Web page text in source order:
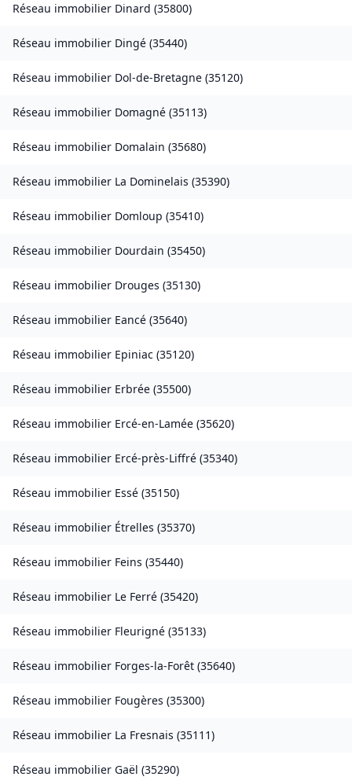
Réseau immobilier Dinard (35800)
Réseau immobilier Dingé (35440)
Réseau immobilier Dol-de-Bretagne (35120)
Réseau immobilier Domagné (35113)
Réseau immobilier Domalain (35680)
Réseau immobilier La Dominelais (35390)
Réseau immobilier Domloup (35410)
Réseau immobilier Dourdain (35450)
Réseau immobilier Drouges (35130)
Réseau immobilier Eancé (35640)
Réseau immobilier Epiniac (35120)
Réseau immobilier Erbrée (35500)
Réseau immobilier Ercé-en-Lamée (35620)
Réseau immobilier Ercé-près-Liffré (35340)
Réseau immobilier Essé (35150)
Réseau immobilier Étrelles (35370)
Réseau immobilier Feins (35440)
Réseau immobilier Le Ferré (35420)
Réseau immobilier Fleurigné (35133)
Réseau immobilier Forges-la-Forêt (35640)
Réseau immobilier Fougères (35300)
Réseau immobilier La Fresnais (35111)
Réseau immobilier Gaël (35290)